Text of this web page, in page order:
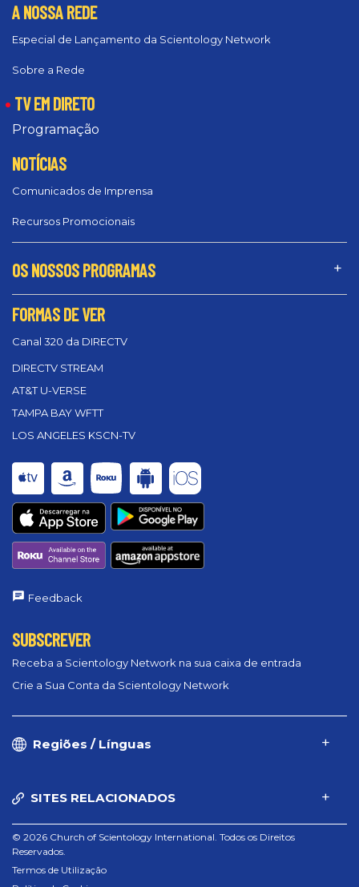
A NOSSA REDE
Especial de Lançamento da Scientology Network
Sobre a Rede
TV EM DIRETO
Programação
NOTÍCIAS
Comunicados de Imprensa
Recursos Promocionais
OS NOSSOS PROGRAMAS
FORMAS DE VER
Canal 320 da DIRECTV
DIRECTV STREAM
AT&T U-VERSE
TAMPA BAY WFTT
LOS ANGELES KSCN-TV
Feedback
SUBSCREVER
Receba a Scientology Network na sua caixa de entrada
Crie a Sua Conta da Scientology Network
Regiões / Línguas
SITES RELACIONADOS
© 2026 Church of Scientology International. Todos os Direitos
Reservados.
Termos de Utilização